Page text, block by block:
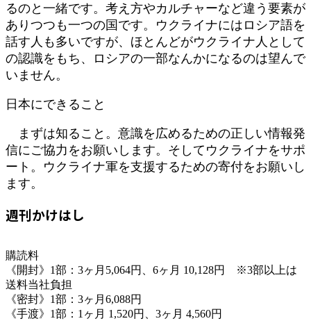
るのと一緒です。考え方やカルチャーなど違う要素が
ありつつも一つの国です。ウクライナにはロシア語を
話す人も多いですが、ほとんどがウクライナ人として
の認識をもち、ロシアの一部なんかになるのは望んで
いません。
日本にできること
まずは知ること。意識を広めるための正しい情報発
信にご協力をお願いします。そしてウクライナをサポ
ート。ウクライナ軍を支援するための寄付をお願いし
ます。
週刊かけはし
購読料
《開封》1部：3ヶ月5,064円、6ヶ月 10,128円 ※3部以上は
送料当社負担
《密封》1部：3ヶ月6,088円
《手渡》1部：1ヶ月 1,520円、3ヶ月 4,560円